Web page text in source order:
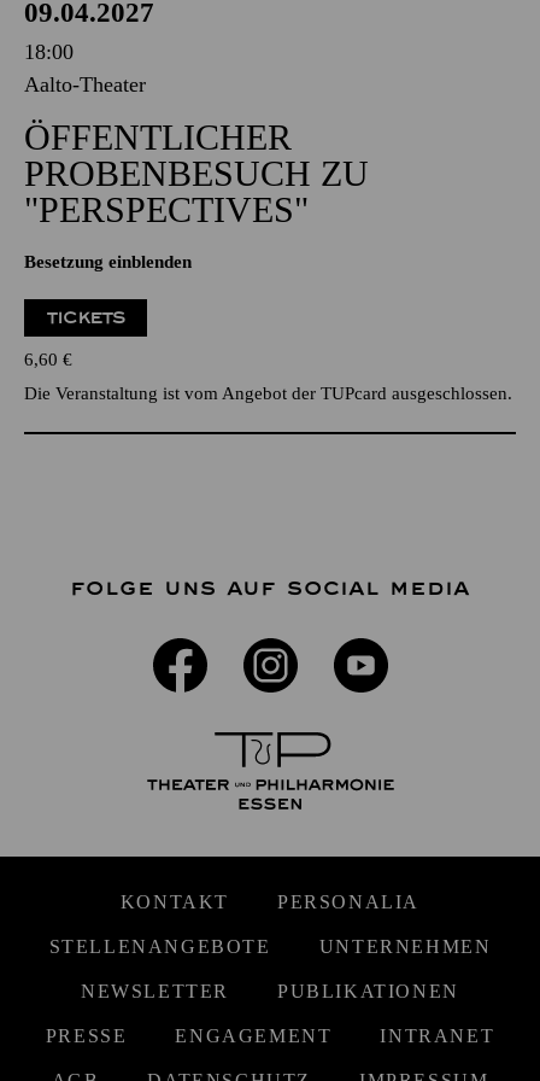
09.04.2027
18:00
Aalto-Theater
ÖFFENTLICHER
PROBENBESUCH ZU
"PERSPECTIVES"
Besetzung einblenden
TICKETS
6,60 €
Die Veranstaltung ist vom Angebot der TUPcard ausgeschlossen.
FOLGE UNS AUF SOCIAL MEDIA
KONTAKT PERSONALIA
STELLENANGEBOTE UNTERNEHMEN
NEWSLETTER PUBLIKATIONEN
PRESSE ENGAGEMENT INTRANET